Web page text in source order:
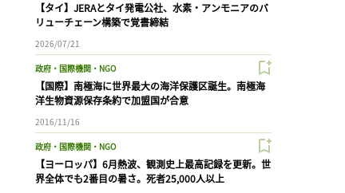
【タイ】JERAとタイ発電公社、水素・アンモニアのバ
リューチェーン構築で覚書締結
2026/07/21
政府・国際機関・NGO
【国際】南極海に世界最大の海洋保護区誕生。南極海
洋生物資源保存条約で加盟国が合意
2016/11/16
政府・国際機関・NGO
【ヨーロッパ】6月熱波、観測史上最高記録を更新。世
界全体でも2番目の暑さ。死者25,000人以上